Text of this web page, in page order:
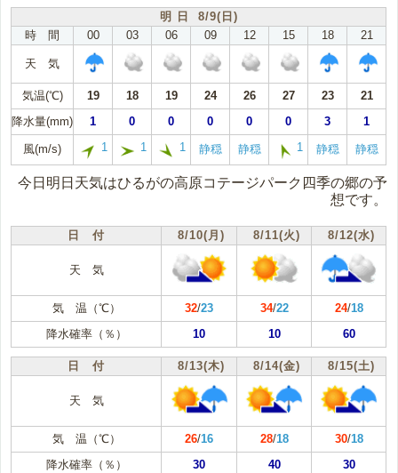
明 日 8/9(日)
時 間
00 03 06 09 12 15 18 21
天 気
気温(℃) 19 18 19 24 26 27 23
21
降水量(mm)
1 0 0 0 0 0 3 1
風(m/s) 1 1 1 静穏 静穏 1 静穏 静穏
今日明日天気はひるがの高原コテージパーク四季の郷の予
想です。
日 付 8/10(月) 8/11(火) 8/12(水)
天 気
気 温（℃） 32/23 34/22 24/18
降水確率（％）
10 10 60
日 付 8/13(木) 8/14(金) 8/15(土)
天 気
気 温（℃） 26/16 28/18 30/18
降水確率（％）
30 40 30